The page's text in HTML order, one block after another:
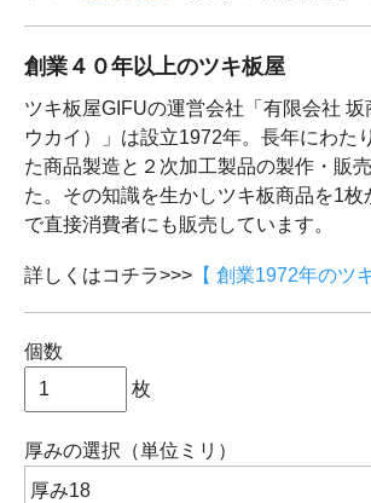
創業４０年以上のツキ板屋
ツキ板屋GIFUの運営会社「有限会社 坂
ウカイ）」は設立1972年。長年にわた
た商品製造と２次加工製品の製作・販
た。その知識を生かしツキ板商品を1枚
で直接消費者にも販売しています。
詳しくはコチラ>>> 【 創業1972年のツ
個数
枚
厚みの選択（単位ミリ）